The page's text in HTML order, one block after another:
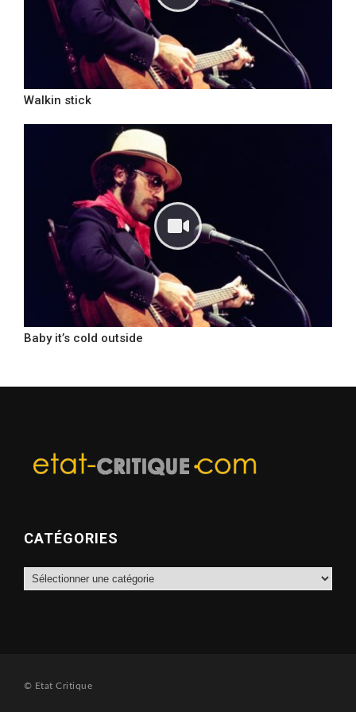
Walkin stick
Baby it’s cold outside
CATÉGORIES
Catégories
© Etat Critique